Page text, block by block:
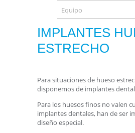
Equipo
IMPLANTES
ESTRECHO
Para situaciones de hueso
disponemos de implantes
Para los huesos finos no valen
implantes dentales, han de ser
diseño especial.